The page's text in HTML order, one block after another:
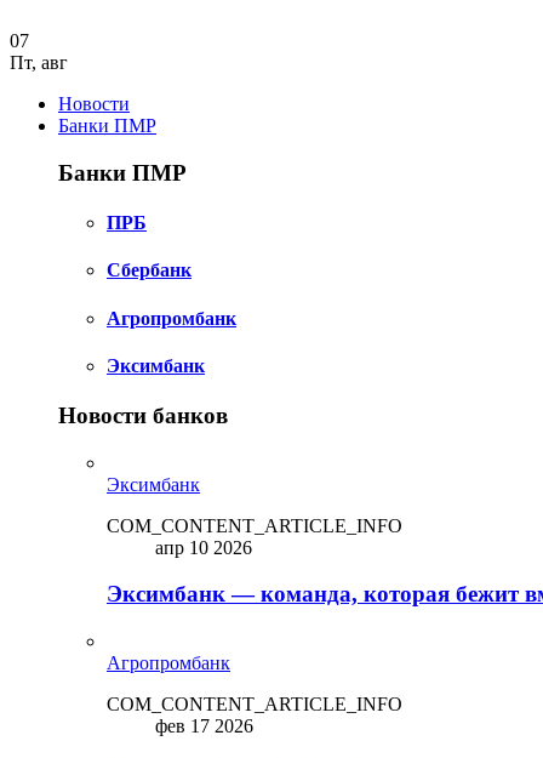
07
Пт, авг
Новости
Банки ПМР
Банки ПМР
ПРБ
Сбербанк
Агропромбанк
Эксимбанк
Новости банков
Эксимбанк
COM_CONTENT_ARTICLE_INFO
апр 10 2026
Эксимбанк — команда, которая бежит
Агропромбанк
COM_CONTENT_ARTICLE_INFO
фев 17 2026